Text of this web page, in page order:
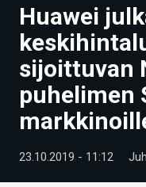
UUTISET
ARTIKKELIT
VIDEOT
TECHBBS
TIETOA
Huawei
sijoittuvan
puhelimen
23.10.2019 - 11:12